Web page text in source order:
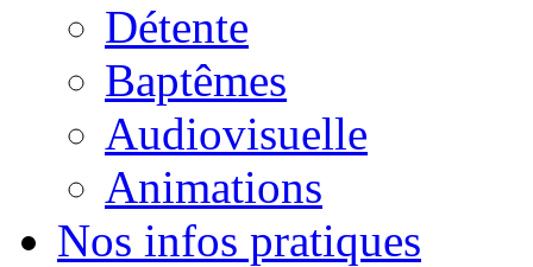
Détente
Baptêmes
Audiovisuelle
Animations
Nos infos pratiques